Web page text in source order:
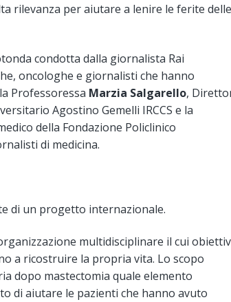
rilevanza per aiutare a lenire le ferite delle
condotta dalla giornalista Rai
oncologhe e giornalisti che hanno
Professoressa Marzia Salgarello,
Agostino Gemelli IRCCS e la
della Fondazione Policlinico
di medicina.
di un progetto internazionale.
multidisciplinare il cui
a ricostruire la propria vita. Lo scopo
dopo mastectomia quale elemento
di aiutare le pazienti che hanno avuto